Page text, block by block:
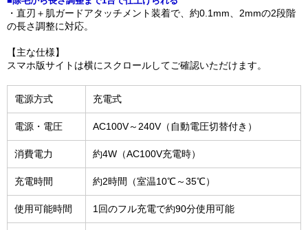
・直刃＋肌ガードアタッチメント装着で、約0.1mm、2mmの2段階
の長さ調整に対応。
【主な仕様】
スマホ版サイトは横にスクロールしてご確認いただけます。
電源方式 充電式
電源・電圧 AC100V～240V（自動電圧切替付き）
消費電力 約4W（AC100V充電時）
充電時間 約2時間（室温10℃～35℃）
使用可能時間 1回のフル充電で約90分使用可能